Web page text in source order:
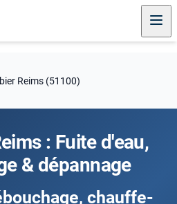
Reims (51100)
: Fuite d'eau,
& dépannage
chauffe-